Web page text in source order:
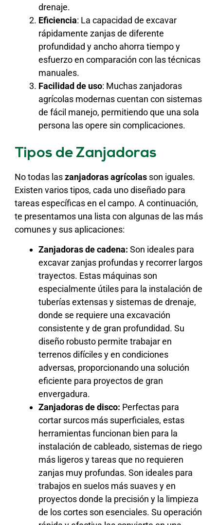
drenaje.
Eficiencia: La capacidad de excavar
rápidamente zanjas de diferente
profundidad y ancho ahorra tiempo y
esfuerzo en comparación con las técnicas
manuales.
Facilidad de uso: Muchas zanjadoras
agrícolas modernas cuentan con sistemas
de fácil manejo, permitiendo que una sola
persona las opere sin complicaciones.
Tipos de Zanjadoras
No todas laszanjadoras agrícolas son iguales.
Existen varios tipos, cada uno diseñado para
tareas específicas en el campo. A continuación,
te presentamos una lista con algunas de las más
comunes y sus aplicaciones:
Zanjadoras de cadena: Son ideales para
excavar zanjas profundas y recorrer largos
trayectos. Estas máquinas son
especialmente útiles para la instalación de
tuberías extensas y sistemas de drenaje,
donde se requiere una excavación
consistente y de gran profundidad. Su
diseño robusto permite trabajar en
terrenos difíciles y en condiciones
adversas, proporcionando una solución
eficiente para proyectos de gran
envergadura.
Zanjadoras de disco: Perfectas para
cortar surcos más superficiales, estas
herramientas funcionan bien para la
instalación de cableado, sistemas de riego
más ligeros y tareas que no requieren
zanjas muy profundas. Son ideales para
trabajos en suelos más suaves y en
proyectos donde la precisión y la limpieza
de los cortes son esenciales. Su operación